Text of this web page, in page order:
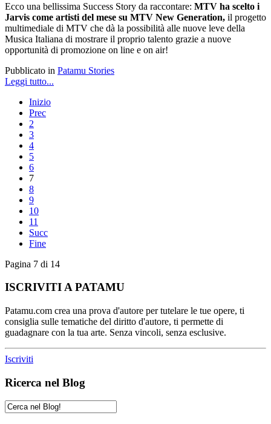
Ecco una bellissima Success Story da raccontare: MTV ha scelto i
Jarvis come artisti del mese su MTV New Generation, il progetto
multimediale di MTV che dà la possibilità alle nuove leve della
Musica Italiana di mostrare il proprio talento grazie a nuove
opportunità di promozione on line e on air!
Pubblicato in Patamu Stories
Leggi tutto...
Inizio
Prec
2
3
4
5
6
7
8
9
10
11
Succ
Fine
Pagina 7 di 14
ISCRIVITI A PATAMU
Patamu.com crea una prova d'autore per tutelare le tue opere, ti
consiglia sulle tematiche del diritto d'autore, ti permette di
guadagnare con la tua arte. Senza vincoli, senza esclusive.
Iscriviti
Ricerca nel Blog